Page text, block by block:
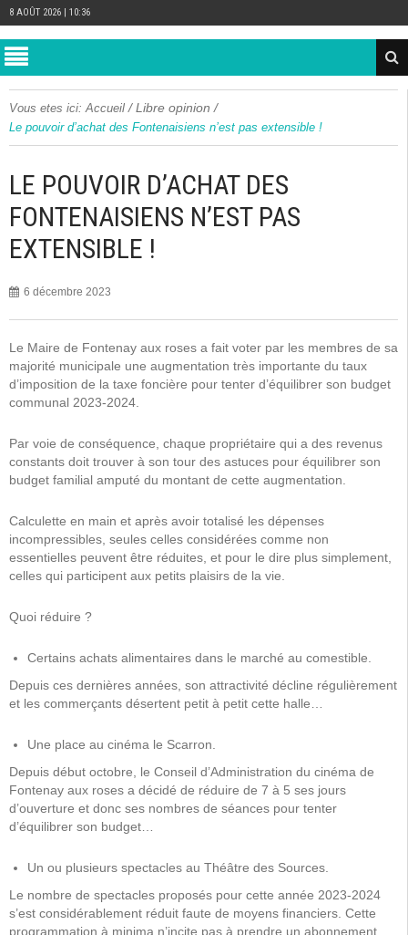
8 AOÛT 2026 | 10:36
Vous etes ici: Accueil /Libre opinion /
Le pouvoir d’achat des Fontenaisiens n’est pas extensible !
LE POUVOIR D’ACHAT DES
FONTENAISIENS N’EST PAS
EXTENSIBLE !
6 décembre 2023
Le Maire de Fontenay aux roses a fait voter par les membres de sa
majorité municipale une augmentation très importante du taux
d’imposition de la taxe foncière pour tenter d’équilibrer son budget
communal 2023-2024.
Par voie de conséquence, chaque propriétaire qui a des revenus
constants doit trouver à son tour des astuces pour équilibrer son
budget familial amputé du montant de cette augmentation.
Calculette en main et après avoir totalisé les dépenses
incompressibles, seules celles considérées comme non
essentielles peuvent être réduites, et pour le dire plus simplement,
celles qui participent aux petits plaisirs de la vie.
Quoi réduire ?
Certains achats alimentaires dans le marché au comestible.
Depuis ces dernières années, son attractivité décline régulièrement
et les commerçants désertent petit à petit cette halle…
Une place au cinéma le Scarron.
Depuis début octobre, le Conseil d’Administration du cinéma de
Fontenay aux roses a décidé de réduire de 7 à 5 ses jours
d’ouverture et donc ses nombres de séances pour tenter
d’équilibrer son budget…
Un ou plusieurs spectacles au Théâtre des Sources.
Le nombre de spectacles proposés pour cette année 2023-2024
s’est considérablement réduit faute de moyens financiers. Cette
programmation à minima n’incite pas à prendre un abonnement…